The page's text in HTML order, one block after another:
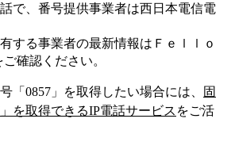
で、番号提供事業者は西日本電信電
する事業者の最新情報は Ｆｅｌｌｏ
ご確認ください。
「 0857 」を取得したい場合には、
固
」を取得できるIP電話サービス をご活